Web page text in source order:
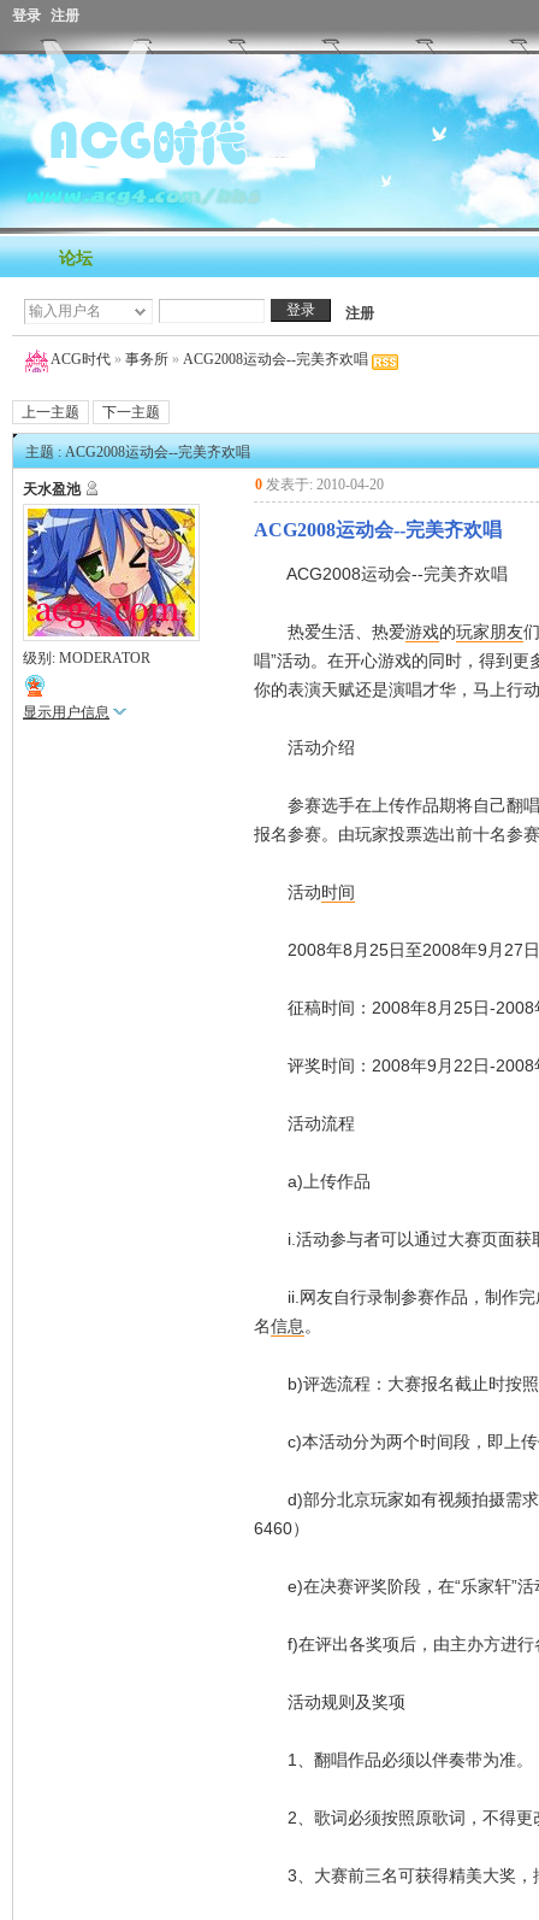
登录 注册
论坛
注册
ACG时代 » 事务所 » ACG2008运动会--完美齐欢唱
上一主题 下一主题
主题 : ACG2008运动会--完美齐欢唱
天水盈池
级别: MODERATOR
显示用户信息
0 发表于: 2010-04-20
ACG2008运动会--完美齐欢唱
ACG2008运动会--完美齐欢唱
热爱生活、热爱游戏的玩家朋友
唱”活动。在开心游戏的同时，得到
你的表演天赋还是演唱才华，马上行
活动介绍
参赛选手在上传作品期将自己翻
报名参赛。由玩家投票选出前十名参
活动时间
2008年8月25日至2008年9月27日
征稿时间：2008年8月25日-2008
评奖时间：2008年9月22日-2008
活动流程
a)上传作品
i.活动参与者可以通过大赛页面获
ii.网友自行录制参赛作品，制作完
名信息。
b)评选流程：大赛报名截止时按照
c)本活动分为两个时间段，即上传
d)部分北京玩家如有视频拍摄需求
6460）
e)在决赛评奖阶段，在“乐家轩”活
f)在评出各奖项后，由主办方进行
活动规则及奖项
1、翻唱作品必须以伴奏带为准。
2、歌词必须按照原歌词，不得更
3、大赛前三名可获得精美大奖，